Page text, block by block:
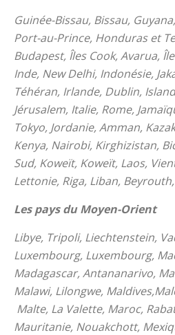
Guinée-Bissau, Bissau,
Port-au-Prince, Honduras et
Budapest, Îles Cook, Avarua,
Inde, New Delhi, Indonésie,
Téhéran, Irlande, Dublin,
Jérusalem, Italie, Rome,
Tokyo, Jordanie, Amman,
Kenya, Nairobi, Kirghizistan,
Sud, Koweït, Koweït, Laos,
Lettonie, Riga, Liban,
Les pays du Moyen-Orient
Libye, Tripoli, Liechtenstein,
Luxembourg, Luxembourg,
Madagascar, Antananarivo,
Malawi, Lilongwe,
Malte, La Valette, Maroc,
Mauritanie, Nouakchott,